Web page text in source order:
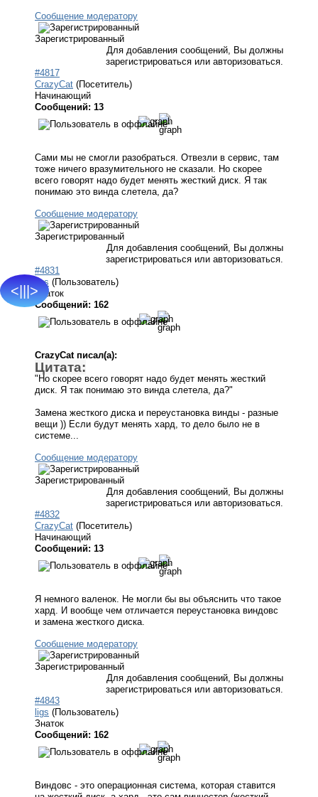
<|||>
Сообщение модератору
Зарегистрированный
Для добавления сообщений, Вы должны
зарегистрироваться или авторизоваться.
#4817
CrazyCat (Посетитель)
Начинающий
Сообщений: 13
Сами мы не смогли разобраться. Отвезли в сервис, там
тоже ничего вразумительного не сказали. Но скорее
всего говорят надо будет менять жесткий диск. Я так
понимаю это винда слетела, да?
Сообщение модератору
Зарегистрированный
Для добавления сообщений, Вы должны
зарегистрироваться или авторизоваться.
#4831
ligs (Пользователь)
Знаток
Сообщений: 162
CrazyCat писал(а):
Цитата:
"Но скорее всего говорят надо будет менять жесткий
диск. Я так понимаю это винда слетела, да?"
Замена жесткого диска и переустановка винды - разные
вещи )) Если будут менять хард, то дело было не в
системе...
Сообщение модератору
Зарегистрированный
Для добавления сообщений, Вы должны
зарегистрироваться или авторизоваться.
#4832
CrazyCat (Посетитель)
Начинающий
Сообщений: 13
Я немного валенок. Не могли бы вы объяснить что такое
хард. И вообще чем отличается переустановка виндовс
и замена жесткого диска.
Сообщение модератору
Зарегистрированный
Для добавления сообщений, Вы должны
зарегистрироваться или авторизоваться.
#4843
ligs (Пользователь)
Знаток
Сообщений: 162
Виндовс - это операционная система, которая ставится